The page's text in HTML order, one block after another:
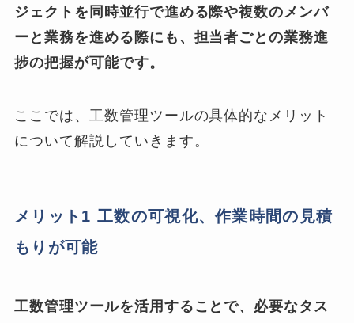
ジェクトを同時並行で進める際や複数のメンバ
ーと業務を進める際にも、担当者ごとの業務進
捗の把握が可能です。
ここでは、工数管理ツールの具体的なメリット
について解説していきます。
メリット1 工数の可視化、作業時間の見積
もりが可能
工数管理ツールを活用することで、必要なタス